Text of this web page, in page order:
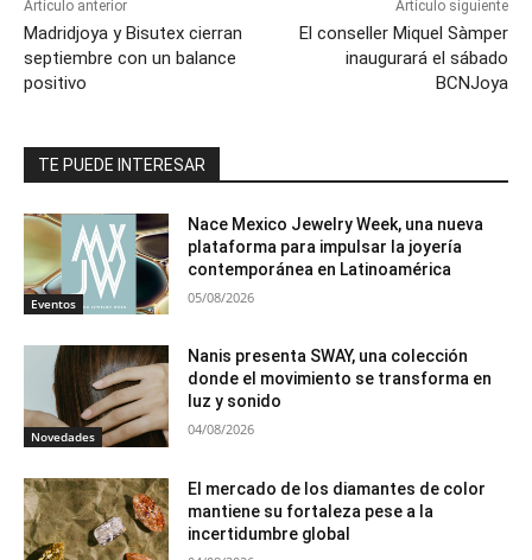
Artículo anterior
Madridjoya y Bisutex cierran
septiembre con un balance
positivo
Artículo siguiente
El conseller Miquel Sàmper
inaugurará el sábado
BCNJoya
TE PUEDE INTERESAR
Eventos
Nace Mexico Jewelry Week, una nueva
plataforma para impulsar la joyería
contemporánea en Latinoamérica
05/08/2026
Novedades
Nanis presenta SWAY, una colección
donde el movimiento se transforma en
luz y sonido
04/08/2026
El mercado de los diamantes de color
mantiene su fortaleza pese a la
incertidumbre global